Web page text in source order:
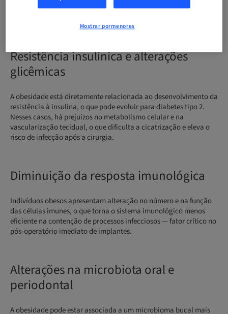
subclínica. Esse quadro pode comprometer a regeneração óssea e
Resistência insulínica e alterações
glicêmicas
A obesidade está diretamente relacionada ao desenvolvimento da
resistência à insulina, o que pode evoluir para diabetes tipo 2.
Nesses casos, há prejuízos no metabolismo celular e na
vascularização tecidual, o que dificulta a cicatrização e eleva o
risco de infecção após a cirurgia.
Diminuição da resposta imunológica
Indivíduos obesos apresentam alteração no número e na função
das células imunes, o que torna o sistema imunológico menos
eficiente na contenção de processos infecciosos — fator crítico no
pós-operatório imediato de implantes.
Alterações na microbiota oral e
periodontal
A obesidade pode estar associada a um microbioma bucal mais
Mostrar pormenores